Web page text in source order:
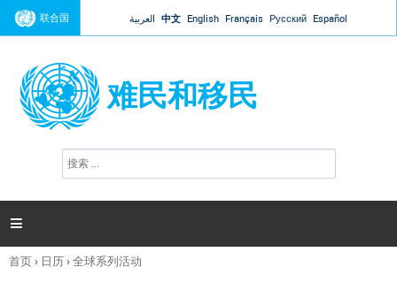
Jump to navigation
联合国 العربية 中文 English Français Русский Español
难民和移民
搜
索

你
首页› 日历›全球系列活动